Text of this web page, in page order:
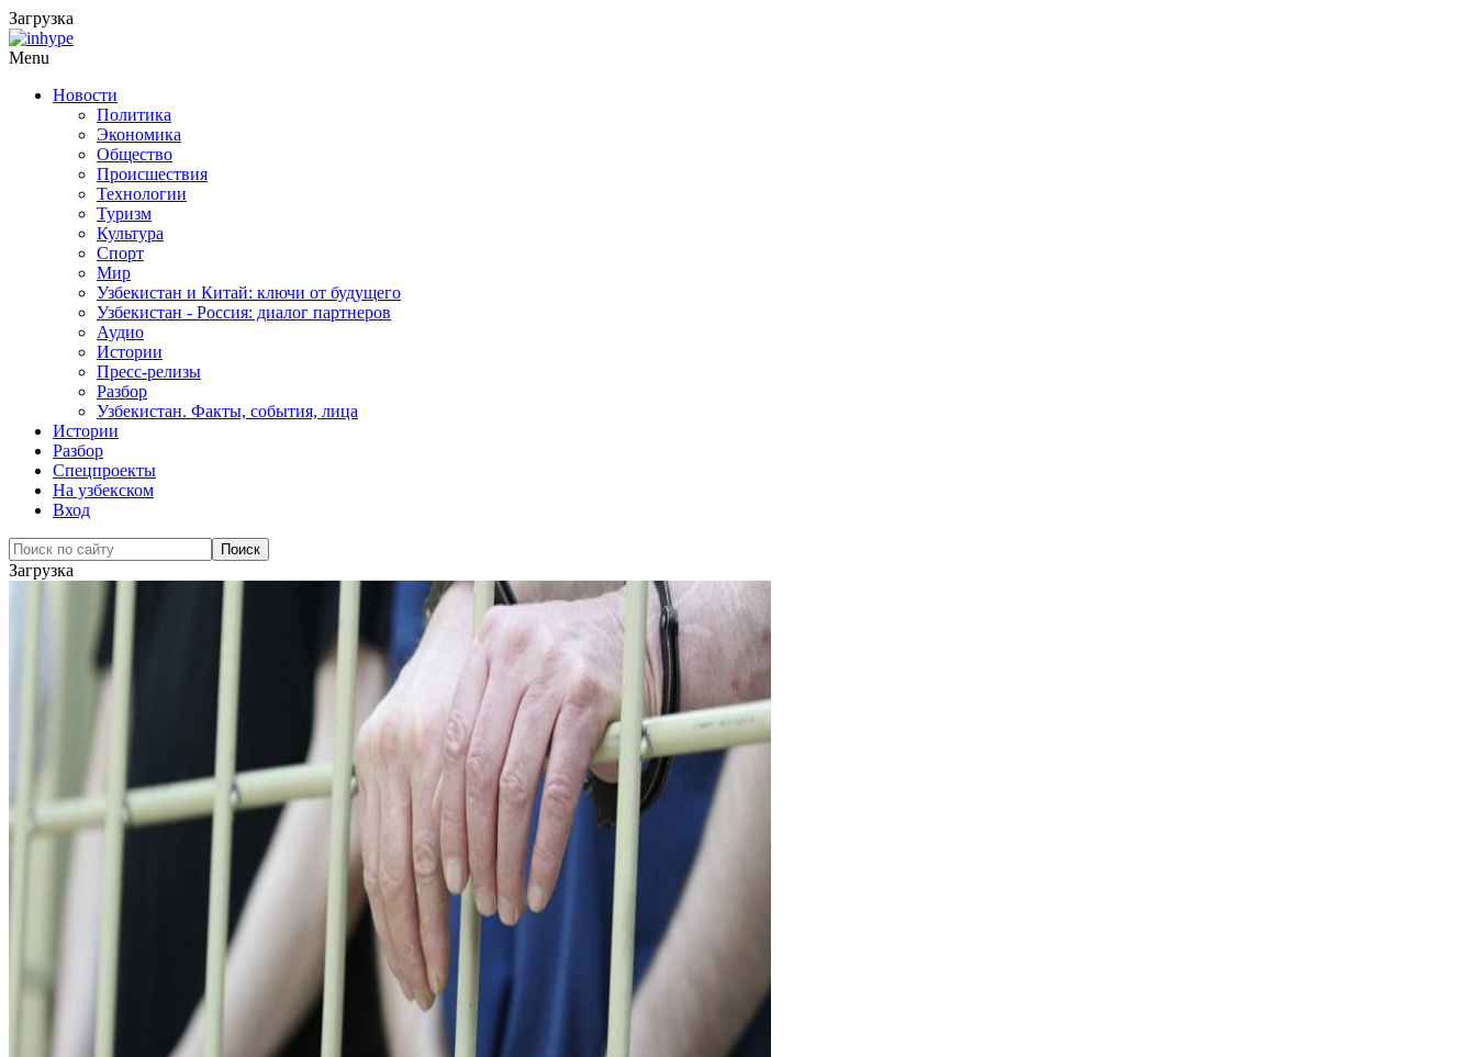
Загрузка
Menu
Новости
Политика
Экономика
Общество
Происшествия
Технологии
Туризм
Культура
Спорт
Мир
Узбекистан и Китай: ключи от будущего
Узбекистан - Россия: диалог партнеров
Аудио
Истории
Пресс-релизы
Разбор
Узбекистан. Факты, события, лица
Истории
Разбор
Спецпроекты
На узбекском
Вход
Загрузка